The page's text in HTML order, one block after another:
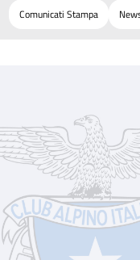
Comunicati Stampa